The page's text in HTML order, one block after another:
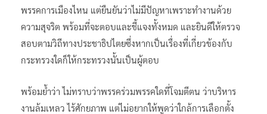
พรรคการเมืองไหน แต่ยืนยันว่าไม่มีปัญหาเพราะทำงานด้วย
ความสุจริต พร้อมที่จะตอบและชี้แจงทั้งหมด และยินดีให้ตรวจ
สอบตามวิถีทางประชาธิปไตยซึ่งหากเป็นเรื่องที่เกี่ยวข้องกับ
กระทรวงใดก็ให้กระทรวงนั้นเป็นผู้ตอบ
พร้อมย้ำว่า ไม่ทราบว่าพรรคร่วมพรรคใดที่โจมตีตน ว่าบริหาร
งานล้มเหลว ไร้ศักยภาพ แต่ไม่อยากให้พูดว่าใกล้การเลือกตั้ง